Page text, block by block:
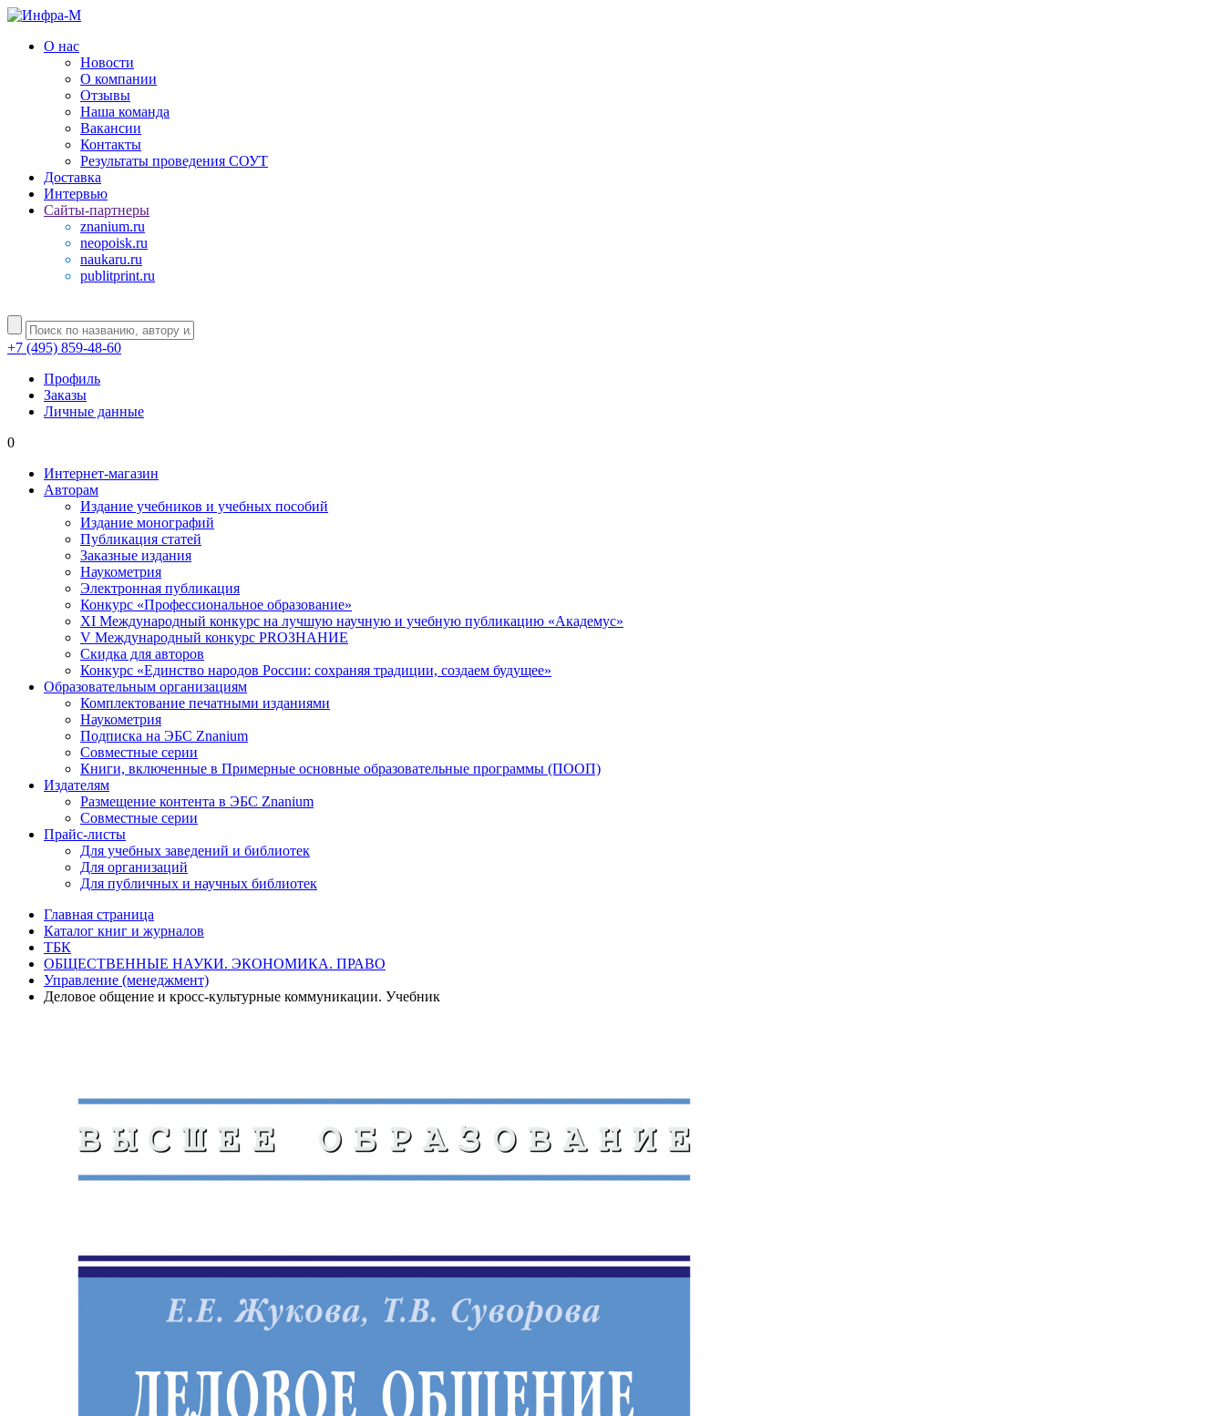
О нас
Новости
О компании
Отзывы
Наша команда
Вакансии
Контакты
Результаты проведения СОУТ
Доставка
Интервью
Сайты-партнеры
znanium.ru
neopoisk.ru
naukaru.ru
publitprint.ru
+7 (495) 859-48-60
Профиль
Заказы
Личные данные
0
Интернет-магазин
Авторам
Издание учебников и учебных пособий
Издание монографий
Публикация статей
Заказные издания
Наукометрия
Электронная публикация
Конкурс «Профессиональное образование»
XI Международный конкурс на лучшую научную и учебную публикацию «Академус»
V Международный конкурс PROЗНАНИЕ
Скидка для авторов
Конкурс «Единство народов России: сохраняя традиции, создаем будущее»
Образовательным организациям
Комплектование печатными изданиями
Наукометрия
Подписка на ЭБС Znanium
Совместные серии
Книги, включенные в Примерные основные образовательные программы (ПООП)
Издателям
Размещение контента в ЭБС Znanium
Совместные серии
Прайс-листы
Для учебных заведений и библиотек
Для организаций
Для публичных и научных библиотек
Главная страница
Каталог книг и журналов
ТБК
ОБЩЕСТВЕННЫЕ НАУКИ. ЭКОНОМИКА. ПРАВО
Управление (менеджмент)
Деловое общение и кросс-культурные коммуникации. Учебник